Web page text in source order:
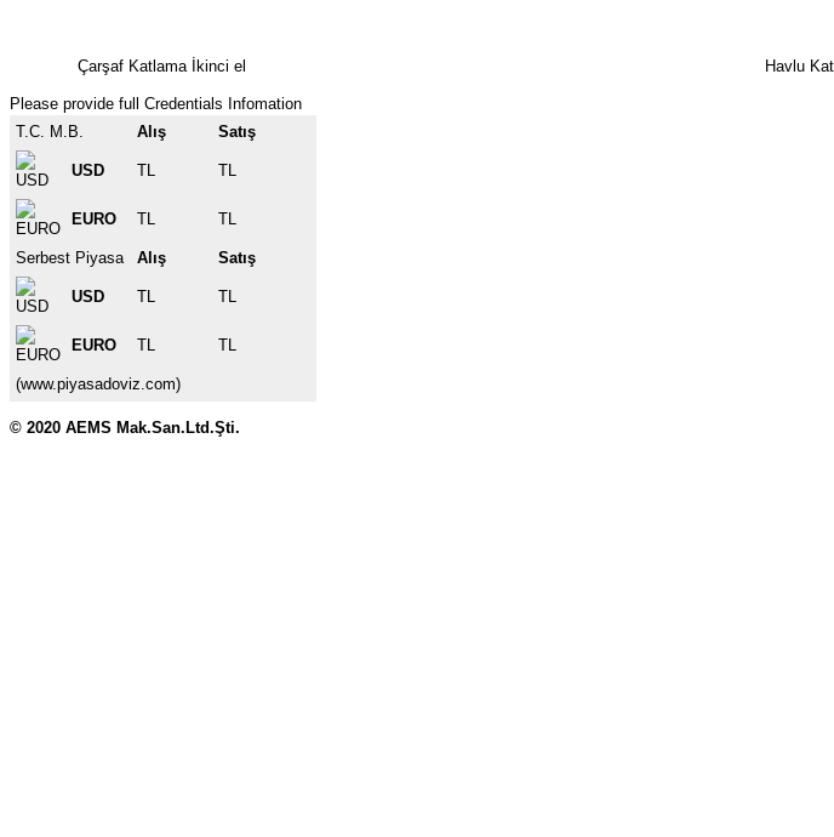
Çarşaf Katlama İkinci el Havlu Katlama
Please provide full Credentials Infomation
T.C. M.B.
Alış Satış
USD TL TL
EURO TL TL
Serbest Piyasa Alış Satış
USD TL TL
EURO TL TL
(www.piyasadoviz.com)
© 2020 AEMS Mak.San.Ltd.Şti.